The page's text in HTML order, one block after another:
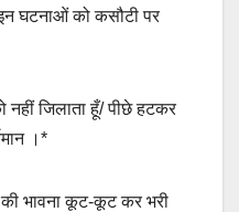
घटनाओं को कसौटी पर
नहीं जिलाता हूँ/ पीछे हटकर
।*
की भावना कूट-कूट कर भरी